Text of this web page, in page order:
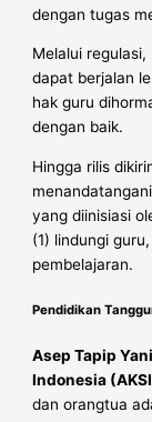
dengan tugas
Melalui
dapat berjalan
hak guru
dengan baik.
Hingga rilis
yang diinisiasi
(1) lindungi
pembelajaran.
Pendidikan
Asep Tapip
Indonesia
dan orangtua